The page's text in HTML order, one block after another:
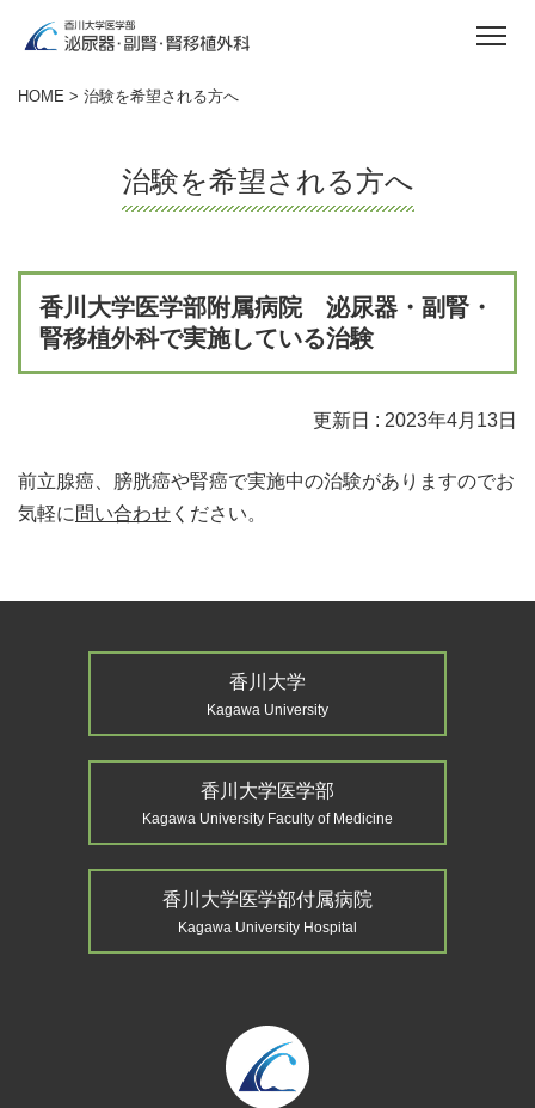
HOME > 治験を希望される方へ
治験を希望される方へ
香川大学医学部附属病院 泌尿器・副腎・
腎移植外科で実施している治験
更新日 : 2023年4月13日
前立腺癌、膀胱癌や腎癌で実施中の治験がありますのでお
気軽に 問い合わせ ください。
香川大学
Kagawa University
香川大学医学部
Kagawa University Faculty of Medicine
香川大学医学部付属病院
Kagawa University Hospital